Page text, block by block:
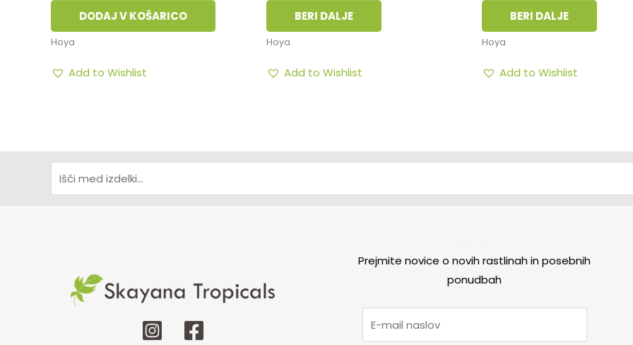
DODAJ V KOŠARICO
Hoya
Add to Wishlist
BERI DALJE
Hoya
Add to Wishlist
BERI DALJE
Hoya
Add to Wishlist
Prejmite novice o novih rastlinah in posebnih
ponudbah